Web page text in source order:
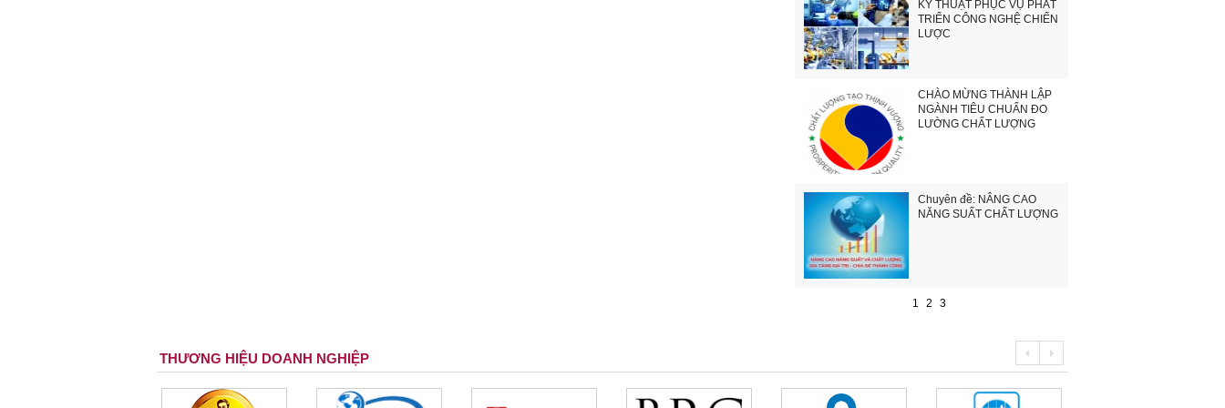
KỸ THUẬT PHỤC VỤ PHÁT
TRIỂN CÔNG NGHỆ CHIẾN
LƯỢC
CHÀO MỪNG THÀNH LẬP
NGÀNH TIÊU CHUẨN ĐO
LƯỜNG CHẤT LƯỢNG
Chuyên đề: NÂNG CAO
NĂNG SUẤT CHẤT LƯỢNG
1 2 3
THƯƠNG HIỆU DOANH NGHIỆP